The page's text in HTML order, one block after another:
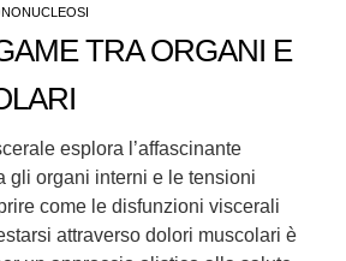
TRA ORGANI E
esplora l’affascinante
gli organi interni e le tensioni
come le disfunzioni viscerali
attraverso dolori muscolari è